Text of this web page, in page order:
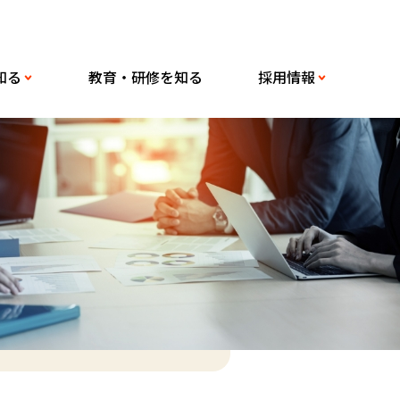
る 教育・研修を知る 採用情報